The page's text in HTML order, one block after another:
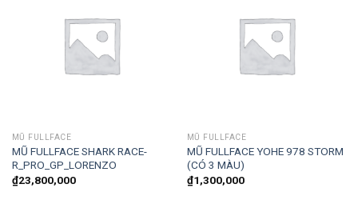
MŨ FULLFACE
MŨ FULLFACE SHARK RACE-
R_PRO_GP_LORENZO
₫23,800,000
MŨ FULLFACE
MŨ FULLFACE YOHE 978 STORM
(CÓ 3 MÀU)
₫1,300,000